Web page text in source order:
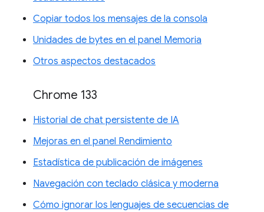
Copiar todos los mensajes de la consola
Unidades de bytes en el panel Memoria
Otros aspectos destacados
Chrome 133
Historial de chat persistente de IA
Mejoras en el panel Rendimiento
Estadística de publicación de imágenes
Navegación con teclado clásica y moderna
Cómo ignorar los lenguajes de secuencias de